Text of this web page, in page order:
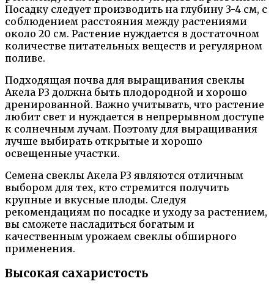
Посадку следует производить на глубину 3-4 см, с
соблюдением расстояния между растениями
около 20 см. Растение нуждается в достаточном
количестве питательных веществ и регулярном
поливе.
Подходящая почва для выращивания свеклы
Акела Р3 должна быть плодородной и хорошо
дренированной. Важно учитывать, что растение
любит свет и нуждается в непрерывном доступе
к солнечным лучам. Поэтому для выращивания
лучше выбирать открытые и хорошо
освещенные участки.
Семена свеклы Акела Р3 являются отличным
выбором для тех, кто стремится получить
крупные и вкусные плоды. Следуя
рекомендациям по посадке и уходу за растением,
вы сможете насладиться богатым и
качественным урожаем свеклы обширного
применения.
Высокая сахаристость